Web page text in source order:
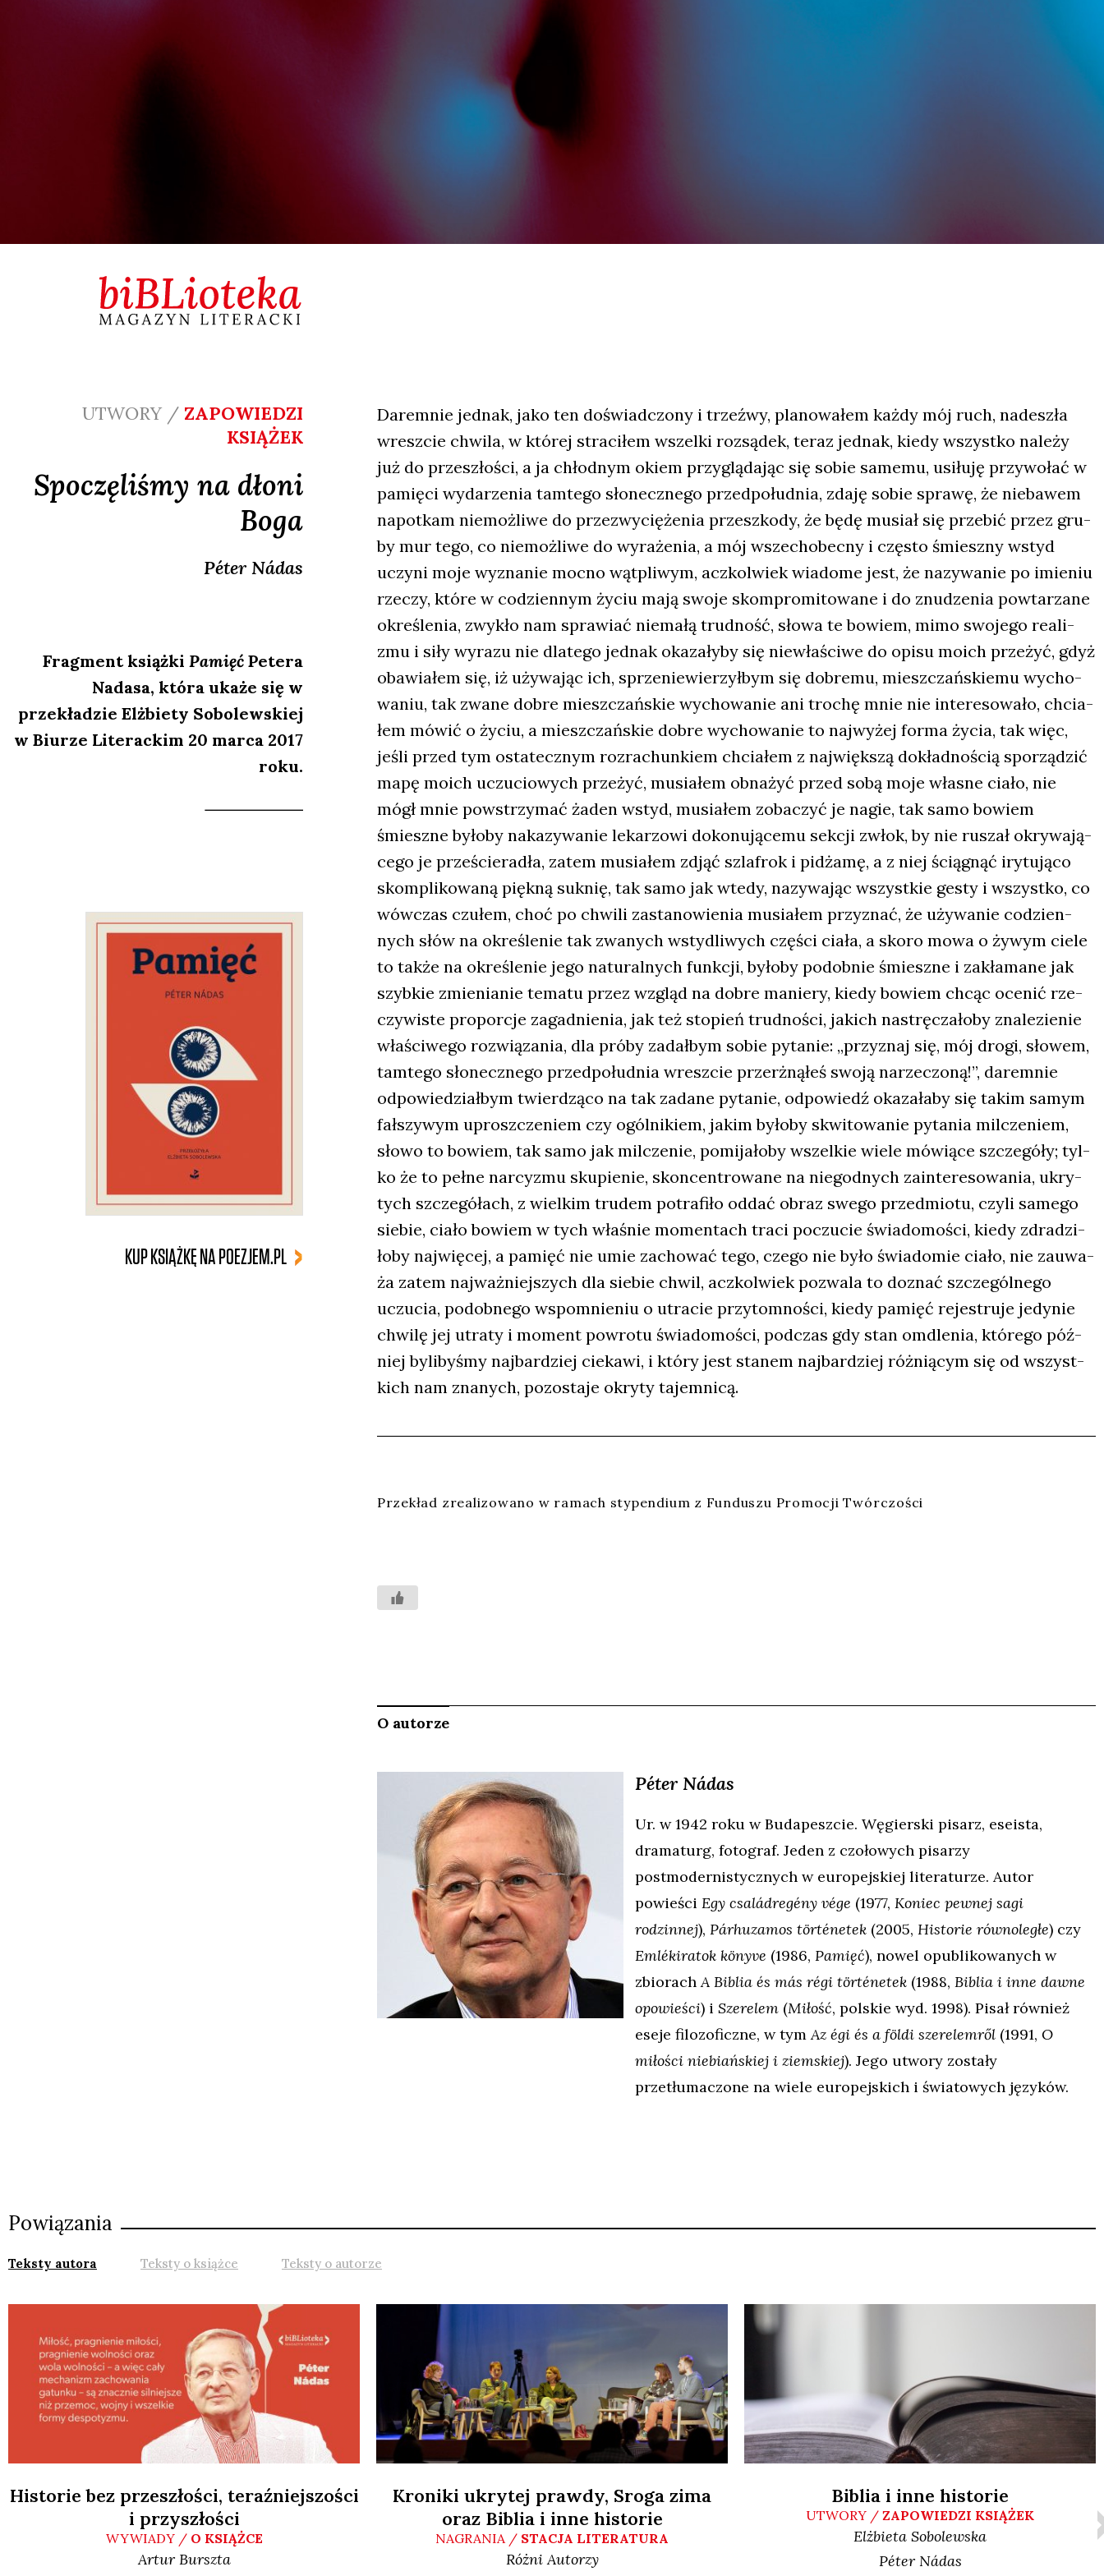
UTWORY / ZAPOWIEDZI
KSIĄŻEK
Spoczęliśmy na dłoni
Boga
PéterNádas
Fragment książki Pamięć Petera
Nadasa, która ukaże się w
przekładzie Elżbiety Sobolewskiej
w Biurze Literackim 20 marca 2017
roku.
KUP KSIĄŻKĘ NA POEZJEM.PL
Darem­nie jed­nak, jako ten doświad­czo­ny i trzeź­wy, pla­no­wa­łem każ­dy mój ruch, nade­szła
wresz­cie chwi­la, w któ­rej stra­ci­łem wszel­ki roz­są­dek, teraz jed­nak, kie­dy wszyst­ko nale­ży
już do prze­szło­ści, a ja chłod­nym okiem przy­glą­da­jąc się sobie same­mu, usi­łu­ję przy­wo­łać w
pamię­ci wyda­rze­nia tam­te­go sło­necz­ne­go przed­po­łu­dnia, zda­ję sobie spra­wę, że nie­ba­wem
napo­tkam nie­moż­li­we do prze­zwy­cię­że­nia prze­szko­dy, że będę musiał się prze­bić przez gru­
by mur tego, co nie­moż­li­we do wyra­że­nia, a mój wszech­obec­ny i czę­sto śmiesz­ny wstyd
uczy­ni moje wyzna­nie moc­no wąt­pli­wym, acz­kol­wiek wia­do­me jest, że nazy­wa­nie po imie­niu
rze­czy, któ­re w codzien­nym życiu mają swo­je skom­pro­mi­to­wa­ne i do znu­dze­nia powta­rza­ne
okre­śle­nia, zwy­kło nam spra­wiać nie­ma­łą trud­ność, sło­wa te bowiem, mimo swo­je­go reali­
zmu i siły wyra­zu nie dla­te­go jed­nak oka­za­ły­by się nie­wła­ści­we do opi­su moich prze­żyć, gdyż
oba­wia­łem się, iż uży­wa­jąc ich, sprze­nie­wie­rzył­bym się dobre­mu, miesz­czań­skie­mu wycho­
wa­niu, tak zwa­ne dobre miesz­czań­skie wycho­wa­nie ani tro­chę mnie nie inte­re­so­wa­ło, chcia­
łem mówić o życiu, a miesz­czań­skie dobre wycho­wa­nie to naj­wy­żej for­ma życia, tak więc,
jeśli przed tym osta­tecz­nym roz­ra­chun­kiem chcia­łem z naj­więk­szą dokład­no­ścią spo­rzą­dzić
mapę moich uczu­cio­wych prze­żyć, musia­łem obna­żyć przed sobą moje wła­sne cia­ło, nie
mógł mnie powstrzy­mać żaden wstyd, musia­łem zoba­czyć je nagie, tak samo bowiem
śmiesz­ne było­by naka­zy­wa­nie leka­rzo­wi doko­nu­ją­ce­mu sek­cji zwłok, by nie ruszał okry­wa­ją­
ce­go je prze­ście­ra­dła, zatem musia­łem zdjąć szla­frok i pidża­mę, a z niej ścią­gnąć iry­tu­ją­co
skom­pli­ko­wa­ną pięk­ną suk­nię, tak samo jak wte­dy, nazy­wa­jąc wszyst­kie gesty i wszyst­ko, co
wów­czas czu­łem, choć po chwi­li zasta­no­wie­nia musia­łem przy­znać, że uży­wa­nie codzien­
nych słów na okre­śle­nie tak zwa­nych wsty­dli­wych czę­ści cia­ła, a sko­ro mowa o żywym cie­le
to tak­że na okre­śle­nie jego natu­ral­nych funk­cji, było­by podob­nie śmiesz­ne i zakła­ma­ne jak
szyb­kie zmie­nia­nie tema­tu przez wzgląd na dobre manie­ry, kie­dy bowiem chcąc oce­nić rze­
czy­wi­ste pro­por­cje zagad­nie­nia, jak też sto­pień trud­no­ści, jakich nastrę­cza­ło­by zna­le­zie­nie
wła­ści­we­go roz­wią­za­nia, dla pró­by zadał­bym sobie pyta­nie: „przy­znaj się, mój dro­gi, sło­wem,
tam­te­go sło­necz­ne­go przed­po­łu­dnia wresz­cie prze­rżną­łeś swo­ją narze­czo­ną!”, darem­nie
odpo­wie­dział­bym twier­dzą­co na tak zada­ne pyta­nie, odpo­wiedź oka­za­ła­by się takim samym
fał­szy­wym uprosz­cze­niem czy ogól­ni­kiem, jakim było­by skwi­to­wa­nie pyta­nia mil­cze­niem,
sło­wo to bowiem, tak samo jak mil­cze­nie, pomi­ja­ło­by wszel­kie wie­le mówią­ce szcze­gó­ły; tyl­
ko że to peł­ne nar­cy­zmu sku­pie­nie, skon­cen­tro­wa­ne na nie­god­nych zain­te­re­so­wa­nia, ukry­
tych szcze­gó­łach, z wiel­kim tru­dem potra­fi­ło oddać obraz swe­go przed­mio­tu, czy­li same­go
sie­bie, cia­ło bowiem w tych wła­śnie momen­tach tra­ci poczu­cie świa­do­mo­ści, kie­dy zdra­dzi­
ło­by naj­wię­cej, a pamięć nie umie zacho­wać tego, cze­go nie było świa­do­mie cia­ło, nie zauwa­
ża zatem naj­waż­niej­szych dla sie­bie chwil, acz­kol­wiek pozwa­la to doznać szcze­gól­ne­go
uczu­cia, podob­ne­go wspo­mnie­niu o utra­cie przy­tom­no­ści, kie­dy pamięć reje­stru­je jedy­nie
chwi­lę jej utra­ty i moment powro­tu świa­do­mo­ści, pod­czas gdy stan omdle­nia, któ­re­go póź­
niej byli­by­śmy naj­bar­dziej cie­ka­wi, i któ­ry jest sta­nem naj­bar­dziej róż­nią­cym się od wszyst­
kich nam zna­nych, pozo­sta­je okry­ty tajem­ni­cą.
Prze­kład zre­ali­zo­wa­no w ramach sty­pen­dium z Fun­du­szu Pro­mo­cji Twór­czo­ści
O autorze
Péter Nádas
Ur. w 1942 roku w Budapeszcie. Węgierski pisarz, eseista,
dramaturg, fotograf. Jeden z czołowych pisarzy
postmodernistycznych w europejskiej literaturze. Autor
powieści Egy családregény vége (1977, Koniec pewnej sagi
rodzinnej), Párhuzamos történetek (2005, Historie równoległe) czy
Emlékiratok könyve (1986, Pamięć), nowel opublikowanych w
zbiorach A Biblia és más régi történetek (1988, Biblia i inne dawne
opowieści) i Szerelem (Miłość, polskie wyd. 1998). Pisał również
eseje filozoficzne, w tym Az égi és a földi szerelemről (1991, O
miłości niebiańskiej i ziemskiej). Jego utwory zostały
przetłumaczone na wiele europejskich i światowych języków.
Powiązania
Teksty autora Teksty o książce Teksty o autorze
Historie bez przeszłości, teraźniejszości
i przyszłości
WYWIADY / O KSIĄŻCE
Artur Burszta
Kroniki ukrytej prawdy, Sroga zima
oraz Biblia i inne historie
NAGRANIA / STACJA LITERATURA
Różni Autorzy
Biblia i inne historie
UTWORY / ZAPOWIEDZI KSIĄŻEK
Elżbieta Sobolewska
Péter Nádas